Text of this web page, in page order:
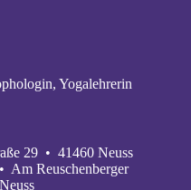
Yogalehrerin
29 • 41460 Neuss
Am Reuschenberger